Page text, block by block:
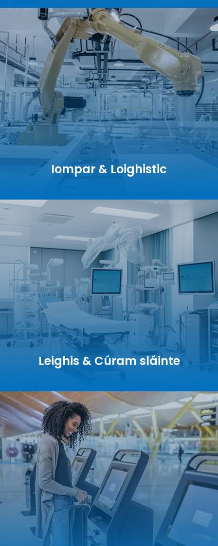
Iompar & Loighistic
Iompar & Loighistic
AGV · Robot · Warehouse
Leighis & Cúram sláinte
Leighis & Cúram sláinte
EMC · Íomháú · Seomra Oibriúcháin
Cathair Chliste & Miondíol